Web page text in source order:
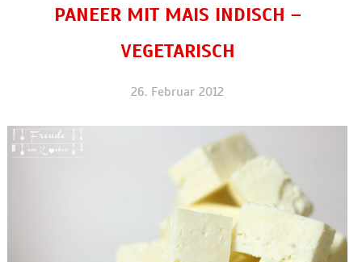
PANEER MIT MAIS INDISCH –
VEGETARISCH
26. Februar 2012